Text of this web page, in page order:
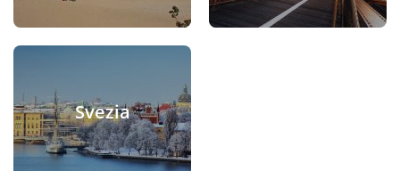
Svezia